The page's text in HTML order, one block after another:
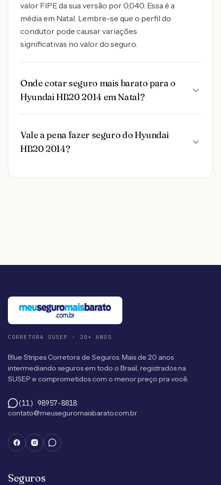
valor FIPE da sua versão por 0,040. Essa é a
média em Natal. Lembre-se que o perfil do
condutor pode causar variações
significativas no valor do seguro.
Onde cotar seguro mais barato para o
Hyundai HB20 2014 em Natal?
Vale a pena fazer seguro do Hyundai
HB20 2014?
CORRETORA SUSEP · 20+ ANOS
Blue Stripes Corretora de Seguros. Mais de 20 anos
intermediando seguros em todo o Brasil, registrados na
SUSEP e comprometidos com o menor preço pra você.
(11) 98957-8818
contato@meuseguromaisbarato.com.br
Seguros